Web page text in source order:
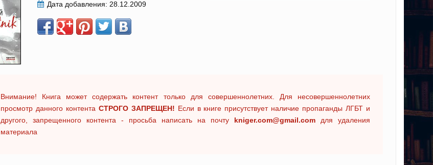
Дата добавления: 28.12.2009
Внимание! Книга может содержать контент только для совершеннолетних. Для несовершеннолетних
просмотр данного контента СТРОГО ЗАПРЕЩЕН! Если в книге присутствует наличие пропаганды ЛГБТ и
другого, запрещенного контента - просьба написать на почту kniger.com@gmail.com для удаления
материала